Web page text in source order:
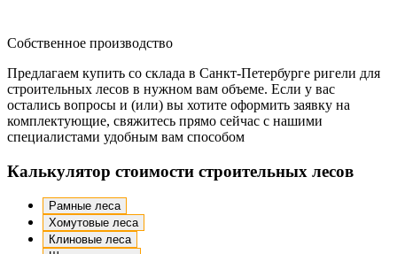
Собственное производство
Предлагаем купить со склада в Санкт-Петербурге ригели для
строительных лесов в нужном вам объеме. Если у вас
остались вопросы и (или) вы хотите оформить заявку на
комплектующие, свяжитесь прямо сейчас с нашими
специалистами удобным вам способом
Калькулятор стоимости строительных лесов
Рамные леса
Хомутовые леса
Клиновые леса